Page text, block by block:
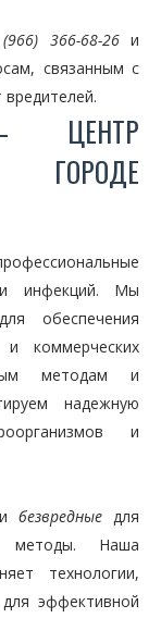
366-68-26и
связанным с
– ЦЕНТР
инфекций. Мы
обеспечения
коммерческих
методам и
надежную
и
безвредные для
методы. Наша
технологии,
эффективной